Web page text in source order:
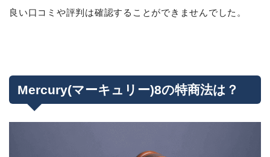
良い口コミや評判は確認することができませんでした。
Mercury(マーキュリー)8の特商法は？